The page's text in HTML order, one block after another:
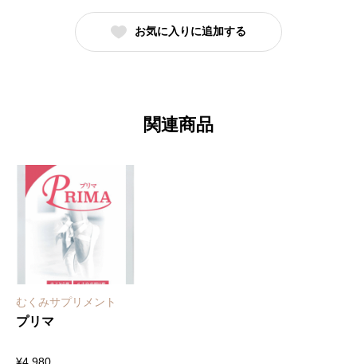
お気に入りに追加する
関連商品
むくみサプリメント
プリマ